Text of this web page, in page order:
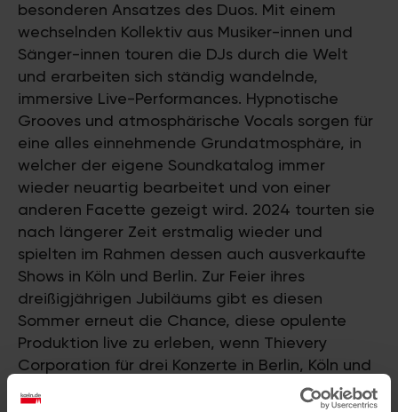
besonderen Ansatzes des Duos. Mit einem
wechselnden Kollektiv aus Musiker-innen und
Sänger-innen touren die DJs durch die Welt
und erarbeiten sich ständig wandelnde,
immersive Live-Performances. Hypnotische
Grooves und atmosphärische Vocals sorgen für
eine alles einnehmende Grundatmosphäre, in
welcher der eigene Soundkatalog immer
wieder neuartig bearbeitet und von einer
anderen Facette gezeigt wird. 2024 tourten sie
nach längerer Zeit erstmalig wieder und
spielten im Rahmen dessen auch ausverkaufte
Shows in Köln und Berlin. Zur Feier ihres
dreißigjährigen Jubiläums gibt es diesen
Sommer erneut die Chance, diese opulente
Produktion live zu erleben, wenn Thievery
Corporation für drei Konzerte in Berlin, Köln und
Hamburg nach Deutschland kommen.